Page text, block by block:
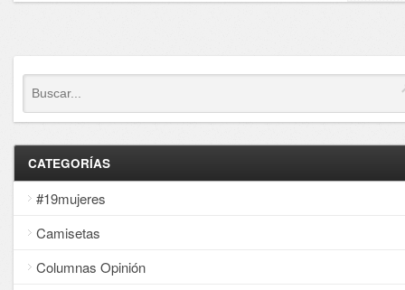
CATEGORÍAS
#19mujeres
Camisetas
Columnas Opinión